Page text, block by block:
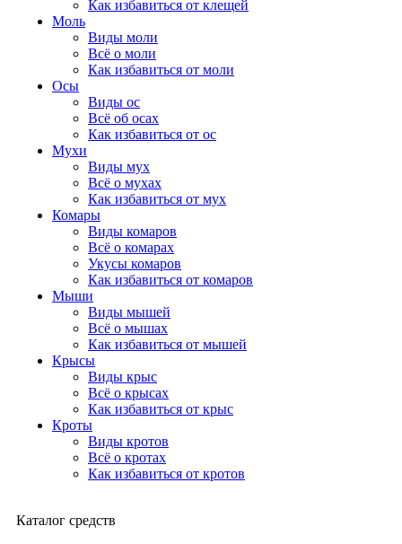
Как избавиться от клещей
Моль
Виды моли
Всё о моли
Как избавиться от моли
Осы
Виды ос
Всё об осах
Как избавиться от ос
Мухи
Виды мух
Всё о мухах
Как избавиться от мух
Комары
Виды комаров
Всё о комарах
Укусы комаров
Как избавиться от комаров
Мыши
Виды мышей
Всё о мышах
Как избавиться от мышей
Крысы
Виды крыс
Всё о крысах
Как избавиться от крыс
Кроты
Виды кротов
Всё о кротах
Как избавиться от кротов
Каталог средств